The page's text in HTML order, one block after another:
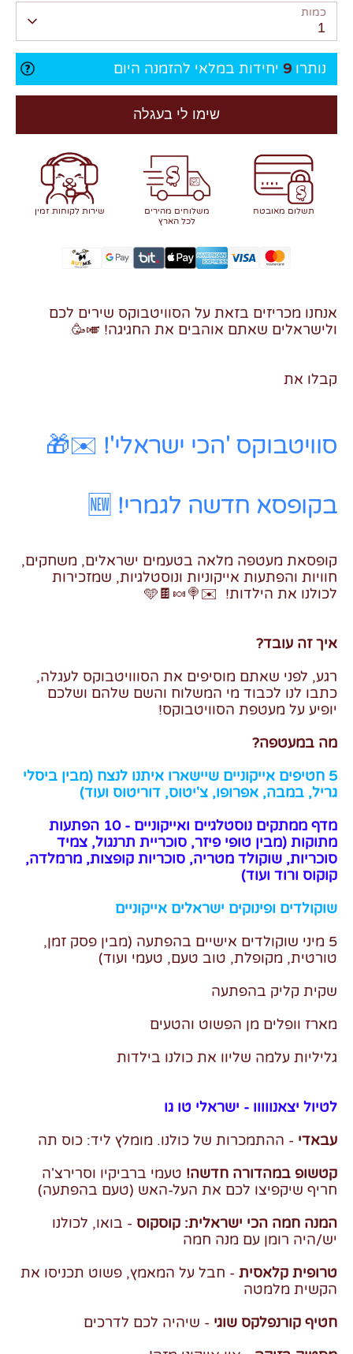
כמות
1
נותרו 9 יחידות במלאי להזמנה היום
שימו לי בעגלה
תשלום מאובטח
משלוחים מהירים
לכל הארץ
שירות לקוחות זמין
אנחנו מכריזים בזאת על הסוויטבוקס שירים לכם
ולישראלים שאתם אוהבים את החגיגה! 🎺🥳
קבלו את
סוויטבוקס 'הכי ישראלי'! ✉️🎁
בקופסא חדשה לגמרי! 🆕
קופסאת מעטפה מלאה בטעמים ישראלים, משחקים,
חוויות והפתעות אייקוניות ונוסטלגיות, שמזכירות
לכולנו את הילדות! ✉️🍭🍬🍫🩵
איך זה עובד?
רגע, לפני שאתם מוסיפים את הסווויטבוקס לעגלה,
כתבו לנו לכבוד מי המשלוח והשם שלהם ושלכם
יופיע על מעטפת הסוויטבוקס!
מה במעטפה?
5 חטיפים אייקוניים שיישארו איתנו לנצח (מבין ביסלי
גריל, במבה, אפרופו, צ'יטוס, דוריטוס ועוד)
מדף ממתקים נוסטלגיים ואייקוניים - 10 הפתעות
מתוקות (מבין טופי פיזר, סוכריית תרנגול, צמיד
סוכריות, שוקולד מטריה, סוכריות קופצות, מרמלדה,
קוקוס ורוד ועוד)
שוקולדים ופינוקים ישראלים אייקוניים
5 מיני שוקולדים אישיים בהפתעה (מבין פסק זמן,
טורטית, מקופלת, טוב טעם, טעמי ועוד)
שקית קליק בהפתעה
מארז וופלים מן הפשוט והטעים
גליליות עלמה שליוו את כולנו בילדות
לטיול יצאנווווו - ישראלי טו גו
עבאדי - ההתמכרות של כולנו. מומלץ ליד: כוס תה
קטשופ במהדורה חדשה! טעמי ברביקיו וסרירצ'ה
חריף שיקפיצו לכם את העל-האש (טעם בהפתעה)
המנה חמה הכי ישראלית: קוסקוס - בואו, לכולנו
יש/היה רומן עם מנה חמה
טרופית קלאסית - חבל על המאמץ, פשוט תכניסו את
הקשית מלמטה
חטיף קורנפלקס שוגי - שיהיה לכם לדרכים